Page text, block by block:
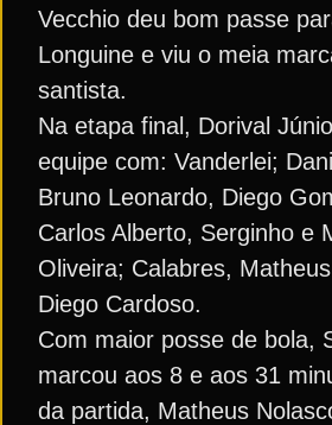
Vecchio deu bom passe
Longuine e viu o meia
santista.
Na etapa final, Dorival
equipe com: Vanderlei;
Bruno Leonardo, Diego
Carlos Alberto, Serginho e
Oliveira; Calabres,
Diego Cardoso.
Com maior posse de bola,
marcou aos 8 e aos 31
da partida, Matheus